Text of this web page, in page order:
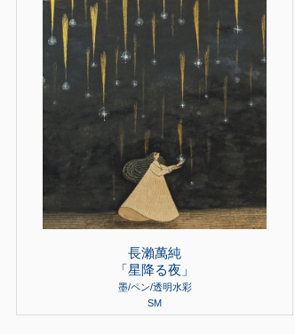
長瀨萬純
「星降る夜」
墨/ペン/透明水彩
SM